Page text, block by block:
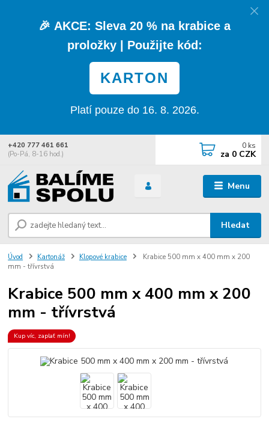
🎉 AKCE: Sleva 20 % na krabice a
proložky| Použijte kód:
KARTON
Platí pouze do 16. 8. 2026.
Menu
Hledat
+420 777 461 661
(Po-Pá, 8-16 hod.)
0 ks
za 0 CZK
Úvod Kartonáž Klopové krabice
Krabice 500 mm x 400 mm x 200
mm - třívrstvá
Krabice 500 mm x 400 mm x 200
mm - třívrstvá
Kup víc, zaplať mín!